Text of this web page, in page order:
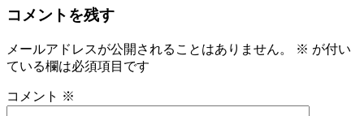
コメントを残す
メールアドレスが公開されることはありません。 ※ が付い
ている欄は必須項目です
コメント ※